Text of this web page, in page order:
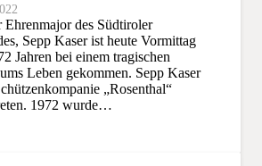
des Südtiroler
Sepp Kaser ist heute Vormittag
Jahren bei einem tragischen
Leben gekommen. Sepp Kaser
„Rosenthal“
1972 wurde…